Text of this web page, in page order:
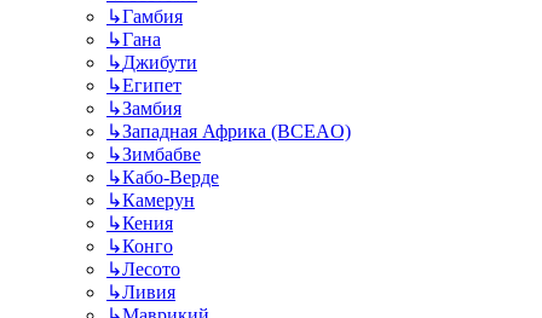
↳Гамбия
↳Гана
↳Джибути
↳Египет
↳Замбия
↳Западная Африка (BCEAO)
↳Зимбабве
↳Кабо-Верде
↳Камерун
↳Кения
↳Конго
↳Лесото
↳Ливия